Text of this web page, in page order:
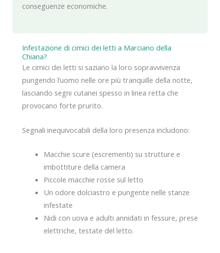
Infestazione di cimici dei letti a Marciano della
Chiana?
Le cimici dei letti si saziano la loro sopravvivenza
pungendo l’uomo nelle ore più tranquille della notte,
lasciando segni cutanei spesso in linea retta che
provocano forte prurito.
Segnali inequivocabili della loro presenza includono:
Macchie scure (escrementi) su strutture e
imbottiture della camera
Piccole macchie rosse sul letto
Un odore dolciastro e pungente nelle stanze
infestate
Nidi con uova e adulti annidati in fessure, prese
elettriche, testate del letto.
conseguenze economiche.